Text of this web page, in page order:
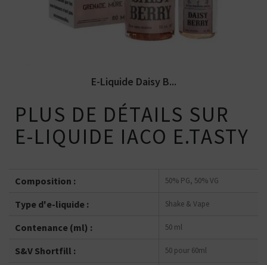
E-Liquide Daisy B...
PLUS DE DÉTAILS SUR
E-LIQUIDE IACO E.TASTY
Composition : 50% PG, 50% VG
Type d'e-liquide : Shake & Vape
Contenance (ml) : 50 ml
S&V Shortfill : 50 pour 60ml